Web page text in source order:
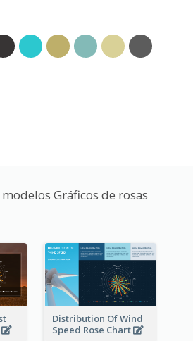
Gráficos de rosas
Distribution Of Wind
Speed Rose Chart